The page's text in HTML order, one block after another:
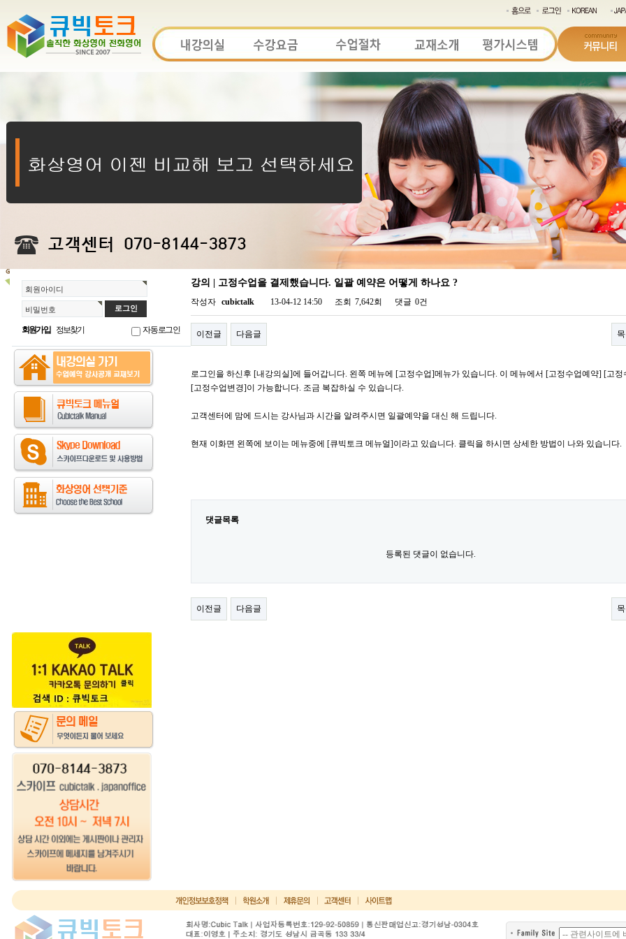
회원아이디
비밀번호
회원가입 정보찾기 자동로그인
강의 | 고정수업을 결제했습니다. 일괄 예약은 어떻게 하나요 ?
작성자 cubictalk 13-04-12 14:50 조회 7,642회 댓글 0건
이전글 다음글
로그인을 하신후 [내강의실]에 들어갑니다. 왼쪽 메뉴에 [고정수업]메뉴가 있습니다. 이 메뉴에서 [고정수업예약] [고정
[고정수업변경]이 가능합니다. 조금 복잡하실 수 있습니다.
고객센터에 맘에 드시는 강사님과 시간을 알려주시면 일괄예약을 대신 해 드립니다.
현재 이화면 왼쪽에 보이는 메뉴중에 [큐빅토크 메뉴얼]이라고 있습니다. 클릭을 하시면 상세한 방법이 나와 있습니다.
댓글목록
등록된 댓글이 없습니다.
이전글 다음글